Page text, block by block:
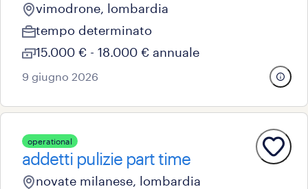
vimodrone, lombardia
tempo determinato
15.000 € - 18.000 € annuale
9 giugno 2026
operational
addetti pulizie part time
novate milanese, lombardia